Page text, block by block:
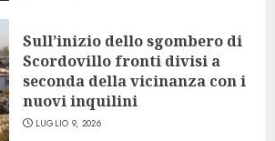
Sull’inizio dello sgombero di
Scordovillo fronti divisi a
seconda della vicinanza con i
nuovi inquilini
LUGLIO 9, 2026